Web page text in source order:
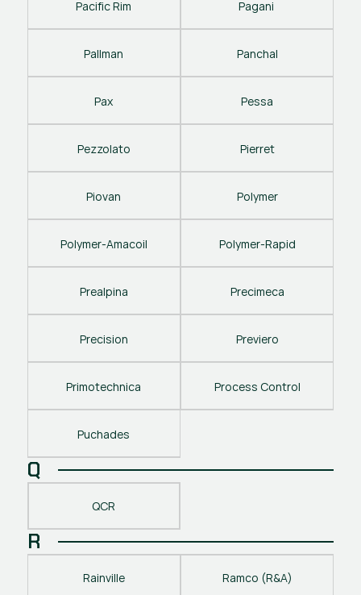
Pacific Rim Pagani
Pallman Panchal
Pax Pessa
Pezzolato Pierret
Piovan Polymer
Polymer-Amacoil Polymer-Rapid
Prealpina Precimeca
Precision Previero
Primotechnica Process Control
Puchades
Q
QCR
R
Rainville Ramco (R&A)